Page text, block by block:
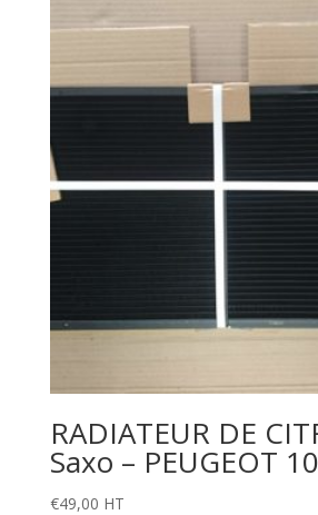
RADIATEUR DE
Saxo – PEUGEOT
€49,00 HT